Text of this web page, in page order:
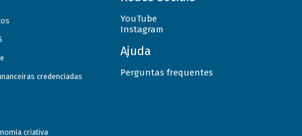
credenciadas
criativa
YouTube
Instagram
Ajuda
Perguntas frequentes